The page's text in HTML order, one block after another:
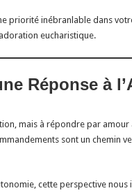
priorité inébranlable dans
eucharistique.
Réponse à
mais à répondre par amour
sont un chemin
cette perspective nous